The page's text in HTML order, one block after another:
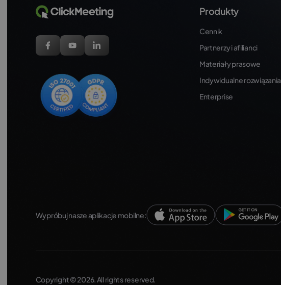
Produkty
Cennik
Partnerzy i afilianci
Materiały prasowe
Indywidualne rozwiązania
Enterprise
Wypróbuj nasze aplikacje mobilne:
Copyright © 2026. All rights reserved.